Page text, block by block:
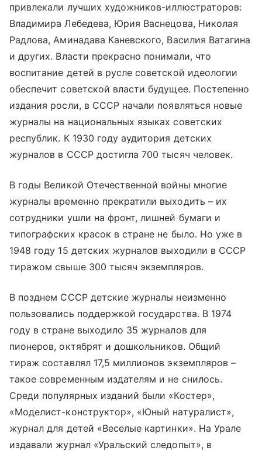
привлекали лучших художников-иллюстраторов:
Владимира Лебедева, Юрия Васнецова, Николая
Радлова, Аминадава Каневского, Василия Ватагина
и других. Власти прекрасно понимали, что
воспитание детей в русле советской идеологии
обеспечит советской власти будущее. Постепенно
издания росли, в СССР начали появляться новые
журналы на национальных языках советских
республик. К 1930 году аудитория детских
журналов в СССР достигла 700 тысяч человек.
В годы Великой Отечественной войны многие
журналы временно прекратили выходить – их
сотрудники ушли на фронт, лишней бумаги и
типографских красок в стране не было. Но уже в
1948 году 15 детских журналов выходили в СССР
тиражом свыше 300 тысяч экземпляров.
В позднем СССР детские журналы неизменно
пользовались поддержкой государства. В 1974
году в стране выходило 35 журналов для
пионеров, октябрят и дошкольников. Общий
тираж составлял 17,5 миллионов экземпляров –
такое современным издателям и не снилось.
Среди популярных изданий были «Костер»,
«Моделист-конструктор», «Юный натуралист»,
журнал для детей «Веселые картинки». На Урале
издавали журнал «Уральский следопыт», в